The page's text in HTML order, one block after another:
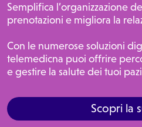
Semplifica l’organizzazione
prenotazioni e migliora la
Con le numerose soluzioni
telemedicna puoi offrire
e gestire la salute dei tuoi
Scopri la